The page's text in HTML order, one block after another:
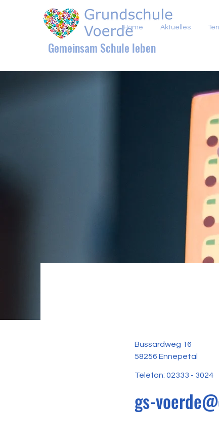
Gemeinsam Schule leben
Home Aktuelles
Bussardweg 16
58256 Ennepetal
Telefon: 02333 - 3024
gs-